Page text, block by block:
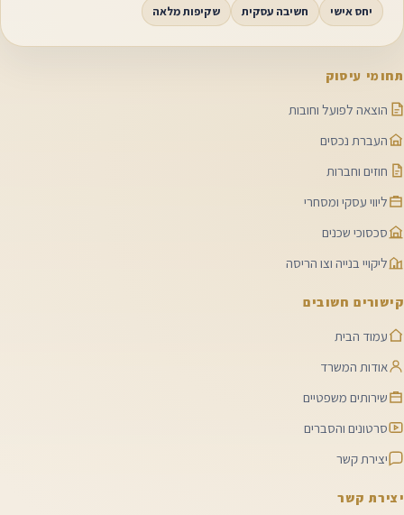
יחס אישי חשיבה עסקית שקיפות מלאה
תחומי עיסוק
הוצאה לפועל וחובות
העברת נכסים
חוזים וחברות
ליווי עסקי ומסחרי
סכסוכי שכנים
ליקויי בנייה וצו הריסה
קישורים חשובים
עמוד הבית
אודות המשרד
שירותים משפטיים
סרטונים והסברים
יצירת קשר
יצירת קשר